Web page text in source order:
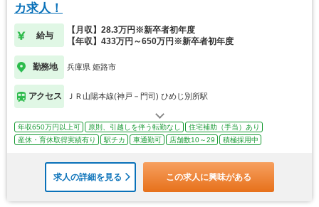
カ求人！
給与
【月収】28.3万円※新卒者初年度
【年収】433万円～650万円※新卒者初年度
勤務地 兵庫県 姫路市
アクセス ＪＲ山陽本線(神戸－門司) ひめじ別所駅
年収650万円以上可 原則、引越しを伴う転勤なし
住宅補助（手当）あり
産休・育休取得実績有り
駅チカ 車通勤可 店舗数10～29 積極採用中
求人の詳細を見る この求人に興味がある